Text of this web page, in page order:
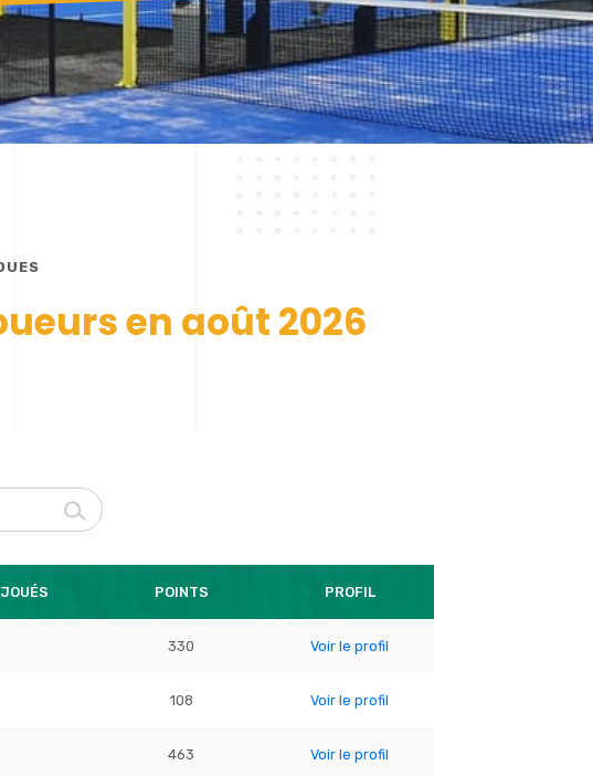
en août 2026
POINTS PROFIL
330 Voir le profil
108 Voir le profil
463 Voir le profil